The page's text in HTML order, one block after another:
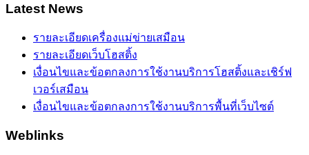
Latest News
รายละเอียดเครื่องแม่ข่ายเสมือน
รายละเอียดเว็บโฮสติ้ง
เงื่อนไขและข้อตกลงการใช้งานบริการโฮสติ้งและเชิร์ฟ
เวอร์เสมือน
เงื่อนไขและข้อตกลงการใช้งานบริการพื้นที่เว็บไซต์
Weblinks